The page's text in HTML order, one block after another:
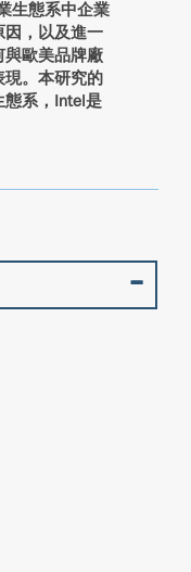
生態系中企業
因，以及進一
與歐美品牌廠
現。本研究的
態系，Intel是